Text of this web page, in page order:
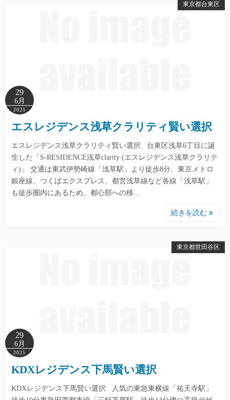
東京都台東区
29
6月
2025
エスレジデンス浅草クラリティ賢い選択
エスレジデンス浅草クラリティ賢い選択 台東区浅草6丁目に誕
生した「S-RESIDENCE浅草clarity (エスレジデンス浅草クラリテ
ィ)」 交通は東武伊勢崎線「浅草駅」より徒歩8分、東京メトロ
銀座線、つくばエクスプレス、都営浅草線など各線「浅草駅」
も徒歩圏内にあるため、都心部への移…
続きを読む
東京都世田谷区
29
6月
2025
KDXレジデンス下馬賢い選択
KDXレジデンス下馬賢い選択 人気の東急東横線「祐天寺駅」